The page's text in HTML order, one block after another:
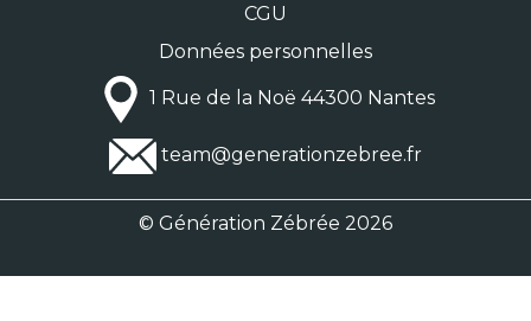
CGU
Données personnelles
1 Rue de la Noë 44300 Nantes
team@generationzebree.fr
© Génération Zébrée 2026